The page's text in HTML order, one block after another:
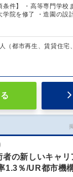
条件】 ・高等専門学校
学院を修了 ・造園の設
（都市再生、賃貸住宅
者の新しいキャ
1.3％/UR都市機